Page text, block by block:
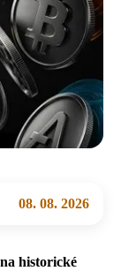
08. 08. 2026
historické